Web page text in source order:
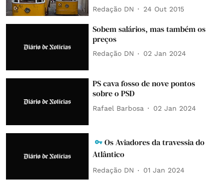
Redação DN 24 Out 2015
Sobem salários, mas também os
preços
Redação DN 02 Jan 2024
PS cava fosso de nove pontos
sobre o PSD
Rafael Barbosa 02 Jan 2024
Os Aviadores da travessia do
Atlântico
Redação DN 01 Jan 2024